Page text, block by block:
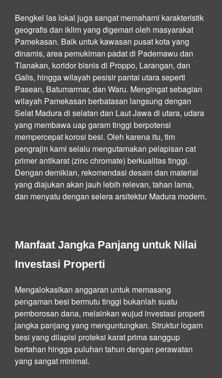
Bengkel las lokal juga sangat memahami karakteristik
geografis dan iklim yang digemari oleh masyarakat
Pamekasan. Baik untuk kawasan pusat kota yang
dinamis, area pemukiman padat di Pademawu dan
Tlanakan, koridor bisnis di Proppo, Larangan, dan
Galis, hingga wilayah pesisir pantai utara seperti
Pasean, Batumarmar, dan Waru. Mengingat sebagian
wilayah Pamekasan berbatasan langsung dengan
Selat Madura di selatan dan Laut Jawa di utara, udara
yang membawa uap garam tinggi berpotensi
mempercepat korosi besi. Oleh karena itu, tim
pengrajin kami selalu mengutamakan pelapisan cat
primer antikarat (zinc chromate) berkualitas tinggi.
Dengan demikian, rekomendasi desain dan material
yang diajukan akan jauh lebih relevan, tahan lama,
dan menyatu dengan selera arsitektur Madura modern.
Manfaat Jangka Panjang untuk Nilai
Investasi Properti
Mengalokasikan anggaran untuk memasang
pengaman besi bermutu tinggi bukanlah suatu
pemborosan dana, melainkan wujud investasi properti
jangka panjang yang menguntungkan. Struktur logam
besi yang dilapisi proteksi karat prima sanggup
bertahan hingga puluhan tahun dengan perawatan
yang sangat minimal.